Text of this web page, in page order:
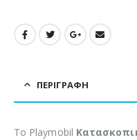
ΠΕΡΙΓΡΑΦΉ
Το Playmobil